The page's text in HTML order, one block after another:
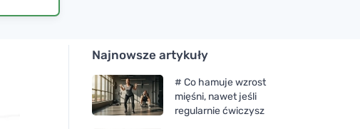
Najnowsze artykuły
# Co hamuje wzrost
mięśni, nawet jeśli
regularnie ćwiczysz